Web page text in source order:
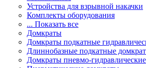
Устройства для взрывной накачки
Комплекты оборудования
... Показать все
Домкраты
Домкраты подкатные
Длиннобазные подкатные
Домкраты пневмо-гидравлические